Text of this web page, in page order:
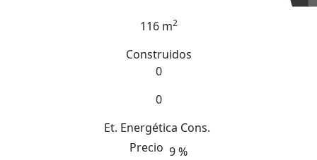
116 m2
Construidos
0
0
Et. Energética Cons.
Precio 9 %